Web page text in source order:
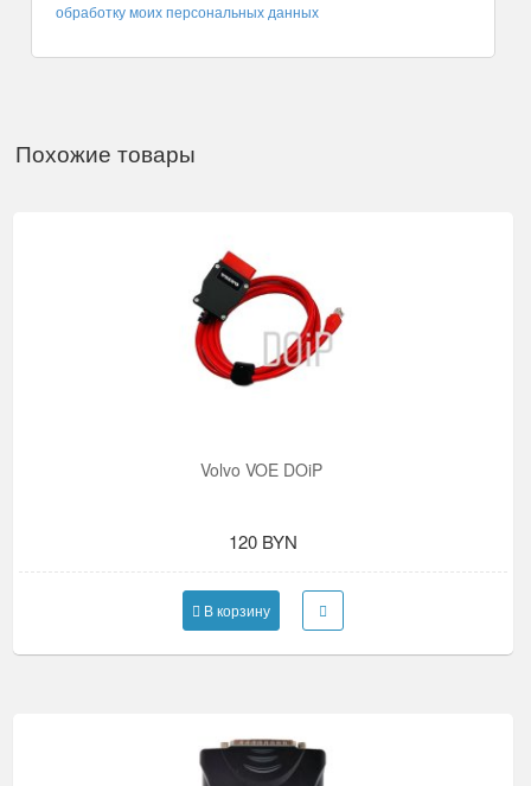
обработку моих персональных данных
Похожие товары
Volvo VOE DOiP
120 BYN
В корзину